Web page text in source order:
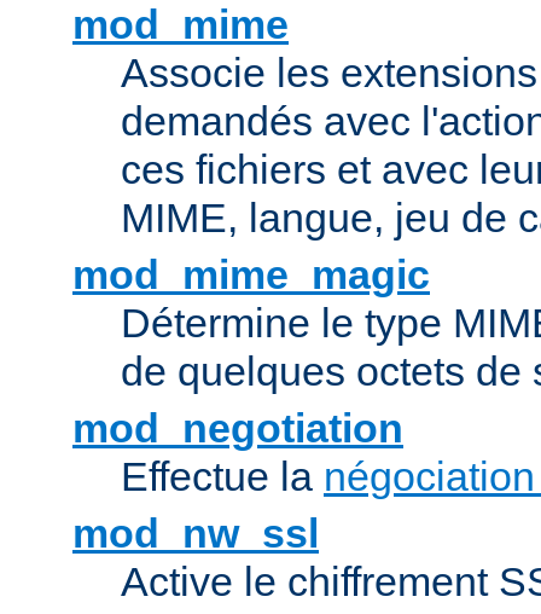
mod_mime
Associe les
demandés avec
ces fichiers et avec
MIME, langue, jeu de
mod_mime_magic
Détermine le type
de quelques octets de
mod_negotiation
Effectue la
mod_nw_ssl
Active le chiffrement